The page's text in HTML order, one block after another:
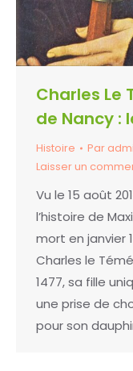
Charles Le
de Nancy :
Histoire Par
Laisser un
Vu le 15 août
l’histoire de
mort en janvier
Charles le
1477, sa fille
une prise de
pour son